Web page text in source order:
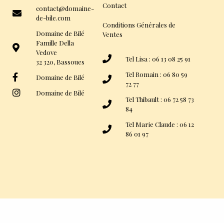
contact@domaine-
de-bile.com
Domaine de Bilé
Famille Della
Vedove
32 320, Bassoues
Domaine de Bilé
Domaine de Bilé
Contact
Conditions Générales de
Ventes
Tel Lisa : 06 13 08 25 91
Tel Romain : 06 80 59
72 77
Tel Thibault : 06 72 58 73
84
Tel Marie Claude : 06 12
86 01 97